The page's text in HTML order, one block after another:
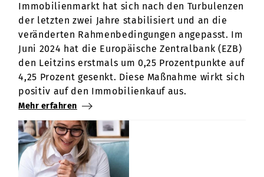
Immobilienmarkt hat sich nach den Turbulenzen
der letzten zwei Jahre stabilisiert und an die
veränderten Rahmenbedingungen angepasst. Im
Juni 2024 hat die Europäische Zentralbank (EZB)
den Leitzins erstmals um 0,25 Prozentpunkte auf
4,25 Prozent gesenkt. Diese Maßnahme wirkt sich
positiv auf den Immobilienkauf aus.
Mehr erfahren